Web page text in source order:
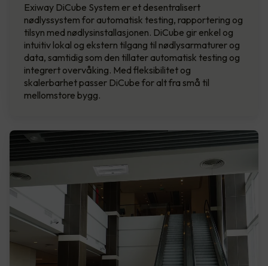
Exiway DiCube System er et desentralisert
nødlyssystem for automatisk testing, rapportering og
tilsyn med nødlysinstallasjonen. DiCube gir enkel og
intuitiv lokal og ekstern tilgang til nødlysarmaturer og
data, samtidig som den tillater automatisk testing og
integrert overvåking. Med fleksibilitet og
skalerbarhet passer DiCube for alt fra små til
mellomstore bygg.